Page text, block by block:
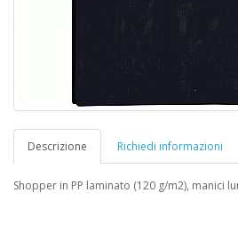
Descrizione Richiedi informazioni
Shopper in PP laminato (120 g/m2), manici